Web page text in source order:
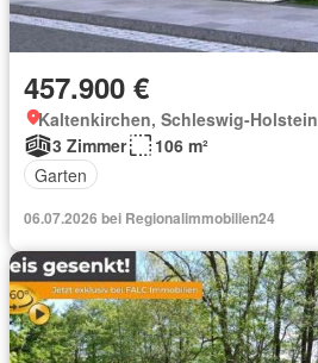
457.900 €
Kaltenkirchen, Schleswig-Holstein
3 Zimmer
106 m²
Garten
06.07.2026 bei Regionalimmobilien24